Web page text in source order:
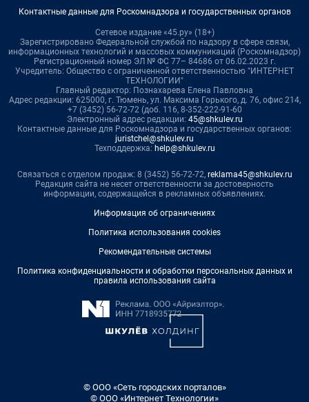
Контактные данные для Роскомнадзора и государственных органов
Сетевое издание «45.ру» (18+)
Зарегистрировано Федеральной службой по надзору в сфере связи,
информационных технологий и массовых коммуникаций (Роскомнадзор)
Регистрационный номер ЭЛ № ФС 77– 84686 от 06.02.2023 г.
Учредитель: Общество с ограниченной ответственностью "ИНТЕРНЕТ
ТЕХНОЛОГИИ"
Главный редактор: Познахарева Елена Павловна
Адрес редакции: 625000, г. Тюмень, ул. Максима Горького, д. 76, офис 214,
+7 (3452) 56-72-72 (доб. 116, 8-352-222-91-60
Электронный адрес редакции: 45@shkulev.ru
Контактные данные для Роскомнадзора и государственных органов:
juristchel@shkulev.ru
Техподдержка: help@shkulev.ru
Связаться с отделом продаж: 8 (3452) 56-72-72, reklama45@shkulev.ru
Редакция сайта не несет ответственности за достоверность
информации, содержащейся в рекламных объявлениях.
Информация об ограничениях
Политика использования cookies
Рекомендательные системы
Политика конфиденциальности и обработки персональных данных и
правила использования сайта
© ООО «Сеть городских порталов»
© ООО «Интернет Технологии»